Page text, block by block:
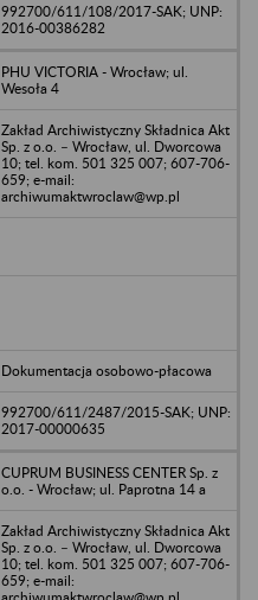
992700/611/108/2017-SAK; UNP:
2016-00386282
PHU VICTORIA - Wrocław; ul.
Wesoła 4
Zakład Archiwistyczny Składnica Akt
Sp. z o.o. – Wrocław, ul. Dworcowa
10; tel. kom. 501 325 007; 607-706-
659; e-mail:
archiwumaktwroclaw@wp.pl
Dokumentacja osobowo-płacowa
992700/611/2487/2015-SAK; UNP:
2017-00000635
CUPRUM BUSINESS CENTER Sp. z
o.o. - Wrocław; ul. Paprotna 14 a
Zakład Archiwistyczny Składnica Akt
Sp. z o.o. – Wrocław, ul. Dworcowa
10; tel. kom. 501 325 007; 607-706-
659; e-mail: